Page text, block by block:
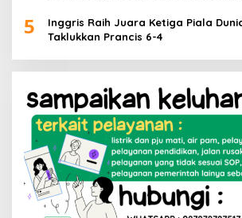
5
Inggris Raih Juara Ketiga Piala
Taklukkan Prancis 6-4